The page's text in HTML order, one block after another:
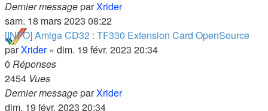
Dernier messageparXrider
sam. 18 mars 2023 08:22
[INFO] Amiga CD32 : TF330 Extension Card OpenSource
parXrider» dim. 19 févr. 2023 20:34
0 Réponses
2454 Vues
Dernier messageparXrider
dim. 19 févr. 2023 20:34